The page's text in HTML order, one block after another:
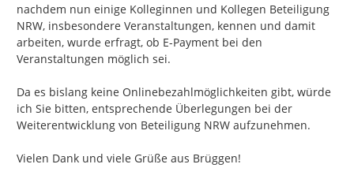
nachdem nun einige Kolleginnen und Kollegen Beteiligung
NRW, insbesondere Veranstaltungen, kennen und damit
arbeiten, wurde erfragt, ob E-Payment bei den
Veranstaltungen möglich sei.
Da es bislang keine Onlinebezahlmöglichkeiten gibt, würde
ich Sie bitten, entsprechende Überlegungen bei der
Weiterentwicklung von Beteiligung NRW aufzunehmen.
Vielen Dank und viele Grüße aus Brüggen!